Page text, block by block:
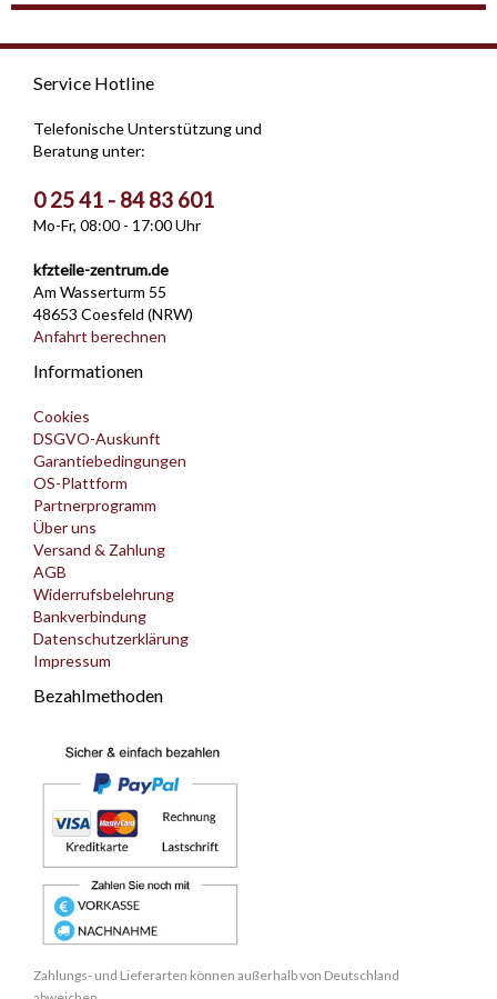
Service Hotline
Telefonische Unterstützung und
Beratung unter:
0 25 41 - 84 83 601
Mo-Fr, 08:00 - 17:00 Uhr
kfzteile-zentrum.de
Am Wasserturm 55
48653 Coesfeld (NRW)
Anfahrt berechnen
Informationen
Cookies
DSGVO-Auskunft
Garantiebedingungen
OS-Plattform
Partnerprogramm
Über uns
Versand & Zahlung
AGB
Widerrufsbelehrung
Bankverbindung
Datenschutzerklärung
Impressum
Bezahlmethoden
Zahlungs- und Lieferarten können außerhalb von Deutschland